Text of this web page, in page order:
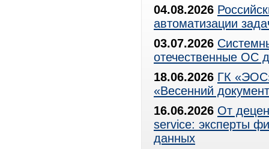
04.08.2026
автоматизации
03.07.2026
отечественные ОС
18.06.2026 ГК
«Весенний
16.06.2026 От
service: эксперты
данных